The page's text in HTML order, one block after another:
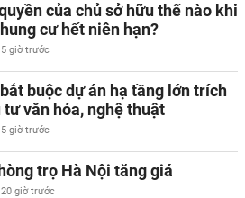
của chủ sở hữu thế nào khi
cư hết niên hạn?
5 giờ trước
buộc dự án hạ tầng lớn trích
văn hóa, nghệ thuật
5 giờ trước
trọ Hà Nội tăng giá
20 giờ trước